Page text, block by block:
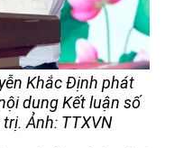
Khắc Định phát
dung Kết luận số
Ảnh: TTXVN